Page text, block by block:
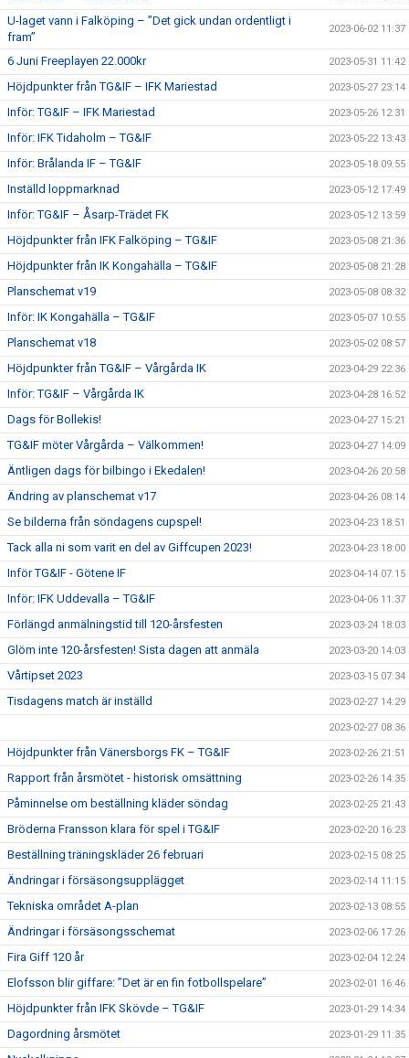
U-laget vann i Falköping – ”Det gick undan ordentligt i
fram”
2023-06-02 11:37
6 Juni Freeplayen 22.000kr 2023-05-31 11:42
Höjdpunkter från TG&IF – IFK Mariestad 2023-05-27 23:14
Inför: TG&IF – IFK Mariestad 2023-05-26 12:31
Inför: IFK Tidaholm – TG&IF 2023-05-22 13:43
Inför: Brålanda IF – TG&IF 2023-05-18 09:55
Inställd loppmarknad 2023-05-12 17:49
Inför: TG&IF – Åsarp-Trädet FK 2023-05-12 13:59
Höjdpunkter från IFK Falköping – TG&IF 2023-05-08 21:36
Höjdpunkter från IK Kongahälla – TG&IF 2023-05-08 21:28
Planschemat v19 2023-05-08 08:32
Inför: IK Kongahälla – TG&IF 2023-05-07 10:55
Planschemat v18 2023-05-02 08:57
Höjdpunkter från TG&IF – Vårgårda IK 2023-04-29 22:36
Inför: TG&IF – Vårgårda IK 2023-04-28 16:52
Dags för Bollekis! 2023-04-27 15:21
TG&IF möter Vårgårda – Välkommen! 2023-04-27 14:09
Äntligen dags för bilbingo i Ekedalen! 2023-04-26 20:58
Ändring av planschemat v17 2023-04-26 08:14
Se bilderna från söndagens cupspel! 2023-04-23 18:51
Tack alla ni som varit en del av Giffcupen 2023! 2023-04-23 18:00
Inför TG&IF - Götene IF 2023-04-14 07:15
Inför: IFK Uddevalla – TG&IF 2023-04-06 11:37
Förlängd anmälningstid till 120-årsfesten 2023-03-24 18:03
Glöm inte 120-årsfesten! Sista dagen att anmäla 2023-03-20 14:03
Vårtipset 2023 2023-03-15 07:34
Tisdagens match är inställd 2023-02-27 14:29
2023-02-27 08:36
Höjdpunkter från Vänersborgs FK – TG&IF 2023-02-26 21:51
Rapport från årsmötet - historisk omsättning 2023-02-26 14:35
Påminnelse om beställning kläder söndag 2023-02-25 21:43
Bröderna Fransson klara för spel i TG&IF 2023-02-20 16:23
Beställning träningskläder 26 februari 2023-02-15 08:25
Ändringar i försäsongsupplägget 2023-02-14 11:15
Tekniska området A-plan 2023-02-13 08:55
Ändringar i försäsongsschemat 2023-02-06 17:26
Fira Giff 120 år 2023-02-04 12:24
Elofsson blir giffare: ”Det är en fin fotbollspelare” 2023-02-01 16:46
Höjdpunkter från IFK Skövde – TG&IF 2023-01-29 14:34
Dagordning årsmötet 2023-01-29 11:35